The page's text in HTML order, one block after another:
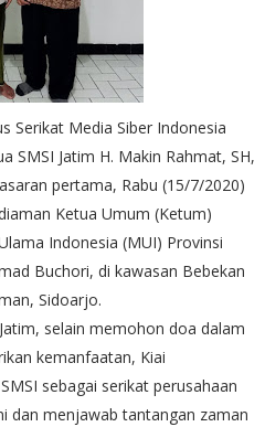
Serikat Media Siber Indonesia
SMSI Jatim H. Makin Rahmat, SH,
pertama, Rabu (15/7/2020)
Ketua Umum (Ketum)
Indonesia (MUI) Provinsi
Buchori, di kawasan Bebekan
Sidoarjo.
selain memohon doa dalam
kemanfaatan, Kiai
sebagai serikat perusahaan
dan menjawab tantangan zaman